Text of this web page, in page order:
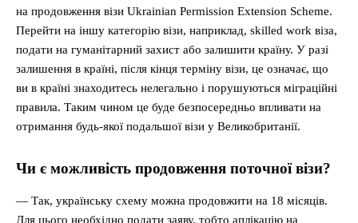
на продовження візи Ukrainian Permission Extension Scheme.
Перейти на іншу категорію візи, наприклад, skilled work віза,
подати на гуманітарний захист або залишити країну. У разі
залишення в країні, після кінця терміну візи, це означає, що
ви в країні знаходитесь нелегально і порушуються міграційні
правила. Таким чином це буде безпосередньо впливати на
отримання будь-якої подальшої візи у Великобританії.
Чи є можливість продовження поточної візи?
— Так, українську схему можна продовжити на 18 місяців.
Для цього необхідно подати заяву, тобто аплікацію на